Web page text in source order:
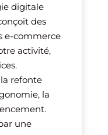
digitale
des
e-commerce
activité,
refonte
la
une